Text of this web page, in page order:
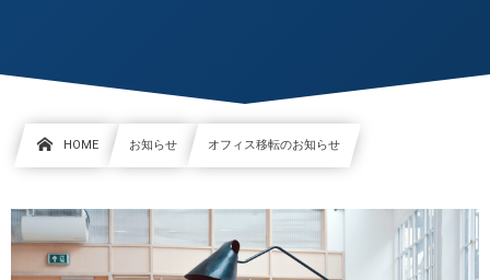
HOME お知らせ オフィス移転のお知らせ